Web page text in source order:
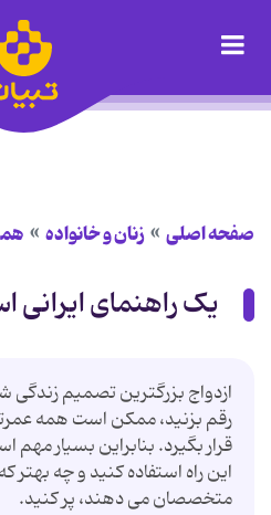
صفحه اصلی زنان و خانواده
یک راهنمای ایرانی
ازدواج بزرگترین تصمیم زندگی
رقم بزنید، ممکن است همه
قرار بگیرد. بنابراین بسیار مهم
این راه استفاده کنید و چه بهتر
متخصصان می دهند، پر کنید.